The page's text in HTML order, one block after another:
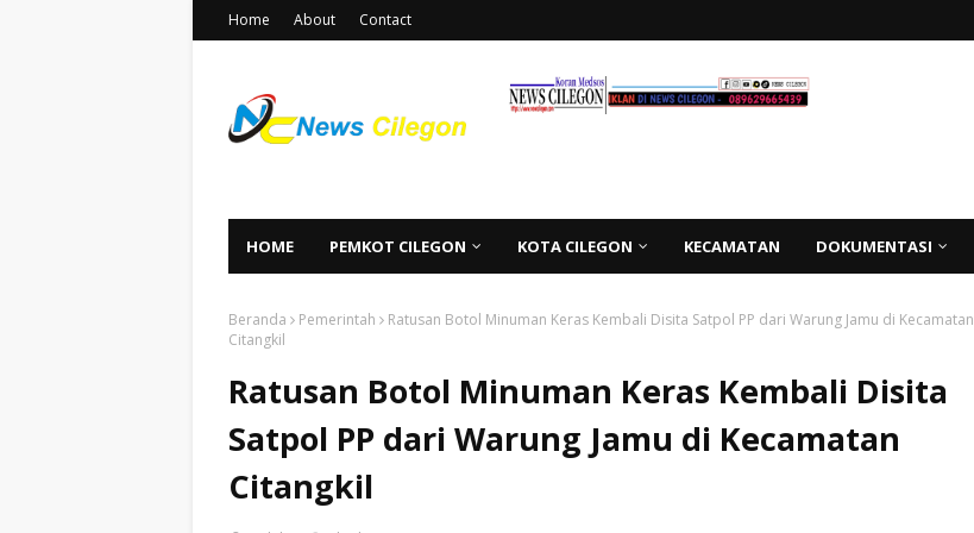
Home About Contact
HOME PEMKOT CILEGON KOTA CILEGON KECAMATAN DOKUMENTASI
Beranda Pemerintah
Ratusan Botol Minuman Keras Kembali Disita Satpol PP dari Warung Jamu di Kecamatan
Citangkil
Ratusan Botol Minuman Keras Kembali Disita
Satpol PP dari Warung Jamu di Kecamatan
Citangkil